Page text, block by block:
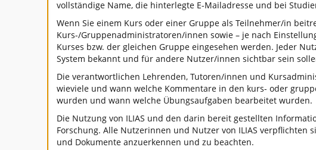
vollständige Name, die hinterlegte E-Mailadresse und bei
Wenn Sie einem Kurs oder einer Gruppe als Teilnehmer/in
Kurs-/Gruppenadministratoren/innen sowie – je nach
Kurses bzw. der gleichen Gruppe eingesehen werden. Jeder
System bekannt und für andere Nutzer/innen sichtbar sein
Die verantwortlichen Lehrenden, Tutoren/innen und
wieviele und wann welche Kommentare in den kurs- oder
wurden und wann welche Übungsaufgaben bearbeitet wurden.
Die Nutzung von ILIAS und den darin bereit gestellten
Forschung. Alle Nutzerinnen und Nutzer von ILIAS
und Dokumente anzuerkennen und zu beachten.